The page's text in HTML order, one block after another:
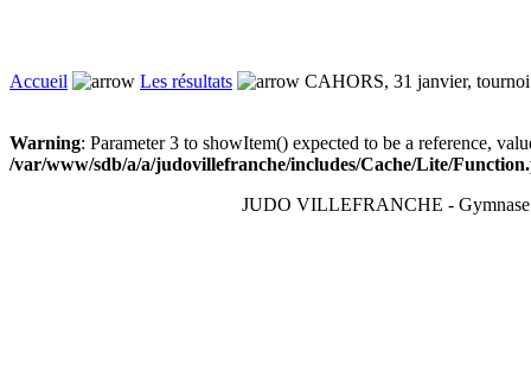
Accueil Les résultats CAHORS, 31 janvier,
Warning: Parameter 3 to showItem() expected to be a reference,
/var/www/sdb/a/a/judovillefranche/includes/Cache/Lite/
JUDO VILLEFRANCHE - Gymnase